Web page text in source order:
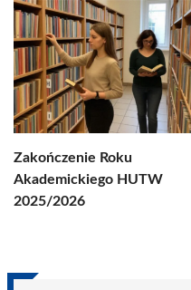
Zakończenie Roku
Akademickiego HUTW
2025/2026